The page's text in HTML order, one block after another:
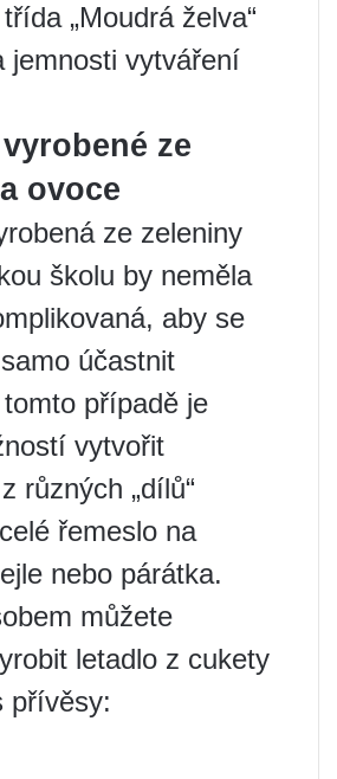
„Moudrá želva“
jemnosti vytváření
ze
ovoce
ze zeleniny
školu by neměla
aby se
účastnit
případě je
vytvořit
různých „dílů“
řemeslo na
nebo párátka.
můžete
letadlo z cukety
přívěsy: